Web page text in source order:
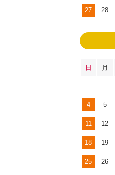
27 28
日 月
4 5
11 12
18 19
25 26